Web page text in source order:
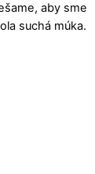
aby sme
suchá múka.